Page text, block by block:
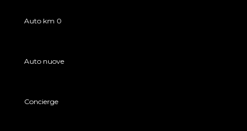
Auto km 0
Auto nuove
Concierge